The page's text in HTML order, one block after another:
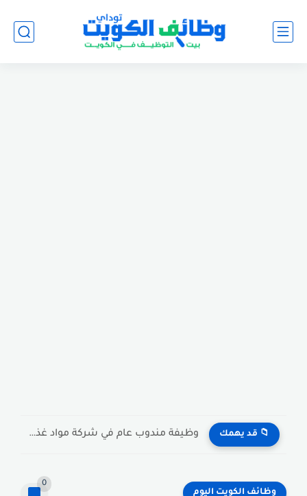
📁 قد يهمك وظيفة مندوب عام في شركة مواد غذائية بالكويت General Public...
وظائف الكويت اليوم
0